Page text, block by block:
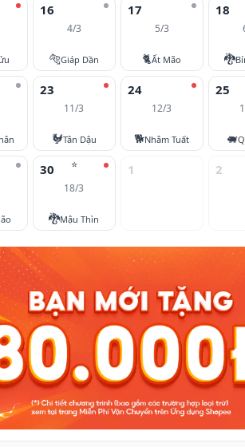
16
4/3
🐅Giáp Dần
17
5/3
🐈Ất Mão
18
🐉
23
11/3
🐓Tân Dậu
24
12/3
🐕Nhâm Tuất
25
🐖
⭐
30
18/3
🐉Mậu Thìn
1 2